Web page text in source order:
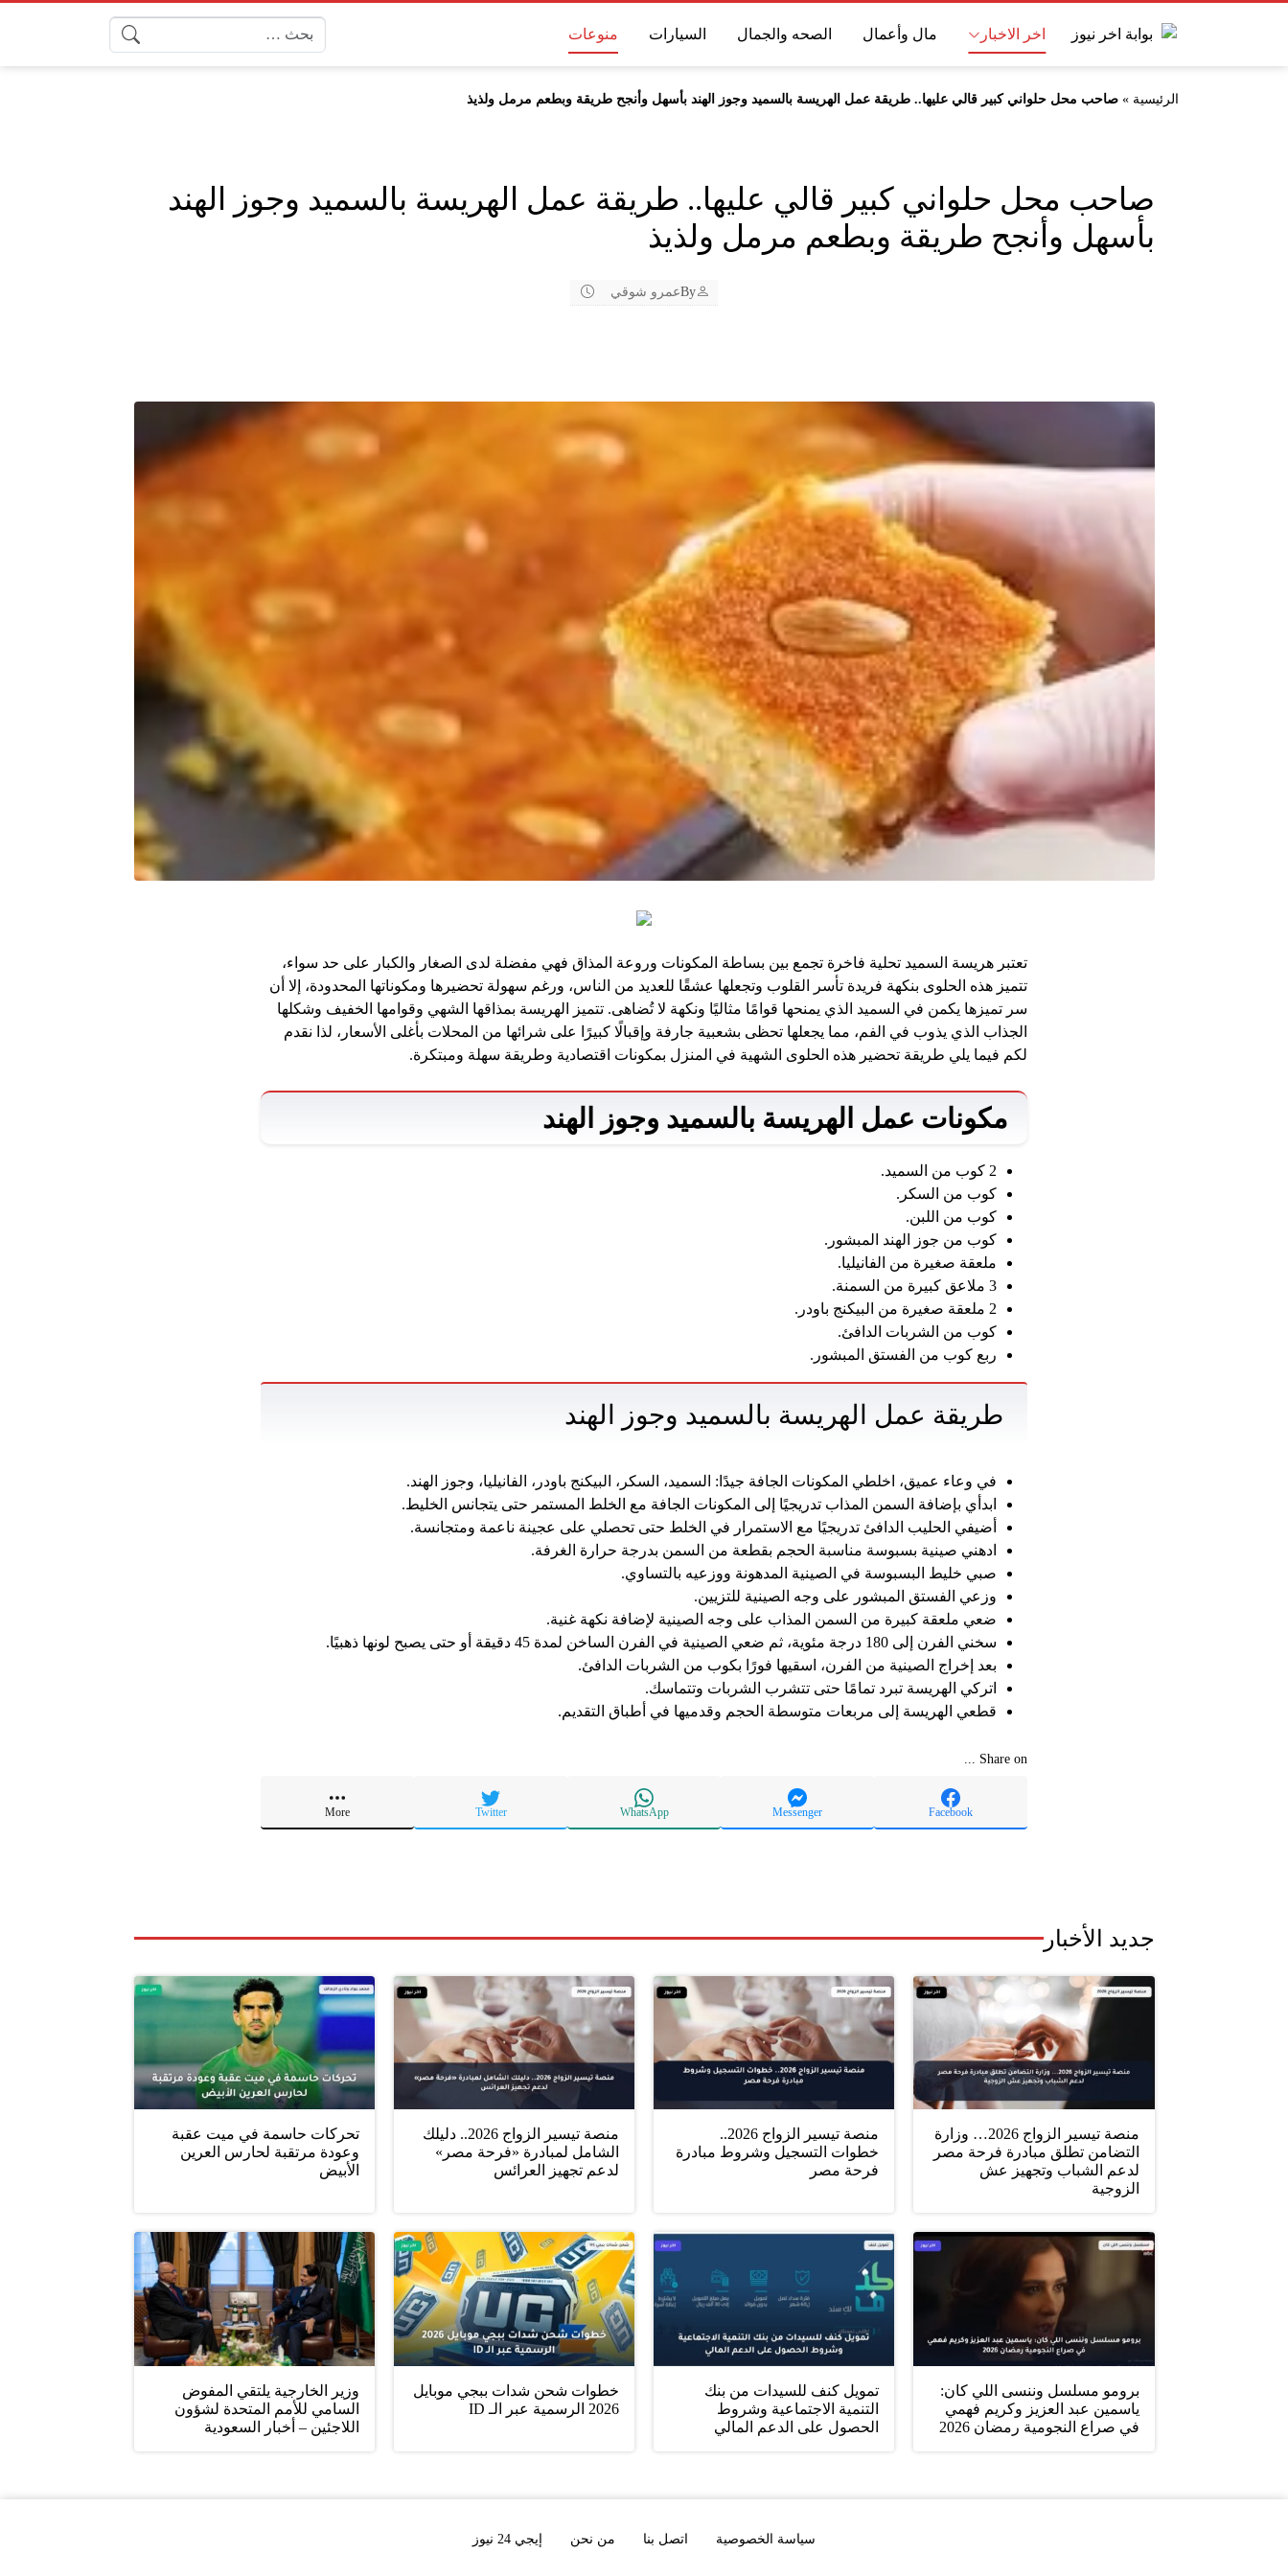
اخر الاخبار مال وأعمال الصحه والجمال السيارات منوعات
الرئيسية »صاحب محل حلواني كبير قالي عليها.. طريقة عمل الهريسة بالسميد وجوز الهند بأسهل وأنجح طريقة وبطعم مرمل ولذيذ
صاحب محل حلواني كبير قالي عليها.. طريقة عمل الهريسة بالسميد وجوز الهند
بأسهل وأنجح طريقة وبطعم مرمل ولذيذ
Byعمرو شوقي
تعتبر هريسة السميد تحلية فاخرة تجمع بين بساطة المكونات وروعة المذاق فهي مفضلة لدى الصغار والكبار على حد سواء،
تتميز هذه الحلوى بنكهة فريدة تأسر القلوب وتجعلها عشقًا للعديد من الناس، ورغم سهولة تحضيرها ومكوناتها المحدودة، إلا أن
سر تميزها يكمن في السميد الذي يمنحها قوامًا مثاليًا ونكهة لا تُضاهى. تتميز الهريسة بمذاقها الشهي وقوامها الخفيف وشكلها
الجذاب الذي يذوب في الفم، مما يجعلها تحظى بشعبية جارفة وإقبالًا كبيرًا على شرائها من المحلات بأغلى الأسعار، لذا نقدم
لكم فيما يلي طريقة تحضير هذه الحلوى الشهية في المنزل بمكونات اقتصادية وطريقة سهلة ومبتكرة.
مكونات عمل الهريسة بالسميد وجوز الهند
2 كوب من السميد.
كوب من السكر.
كوب من اللبن.
كوب من جوز الهند المبشور.
ملعقة صغيرة من الفانيليا.
3 ملاعق كبيرة من السمنة.
2 ملعقة صغيرة من البيكنج باودر.
كوب من الشربات الدافئ.
ربع كوب من الفستق المبشور.
طريقة عمل الهريسة بالسميد وجوز الهند
في وعاء عميق، اخلطي المكونات الجافة جيدًا: السميد، السكر، البيكنج باودر، الفانيليا، وجوز الهند.
ابدأي بإضافة السمن المذاب تدريجيًا إلى المكونات الجافة مع الخلط المستمر حتى يتجانس الخليط.
أضيفي الحليب الدافئ تدريجيًا مع الاستمرار في الخلط حتى تحصلي على عجينة ناعمة ومتجانسة.
ادهني صينية بسبوسة مناسبة الحجم بقطعة من السمن بدرجة حرارة الغرفة.
صبي خليط البسبوسة في الصينية المدهونة ووزعيه بالتساوي.
وزعي الفستق المبشور على وجه الصينية للتزيين.
ضعي ملعقة كبيرة من السمن المذاب على وجه الصينية لإضافة نكهة غنية.
سخني الفرن إلى 180 درجة مئوية، ثم ضعي الصينية في الفرن الساخن لمدة 45 دقيقة أو حتى يصبح لونها ذهبيًا.
بعد إخراج الصينية من الفرن، اسقيها فورًا بكوب من الشربات الدافئ.
اتركي الهريسة تبرد تمامًا حتى تتشرب الشربات وتتماسك.
قطعي الهريسة إلى مربعات متوسطة الحجم وقدميها في أطباق التقديم.
Share on ...
Facebook
Messenger
WhatsApp
Twitter
More
جديد الأخبار
منصة تيسير الزواج 2026… وزارة
التضامن تطلق مبادرة فرحة مصر
لدعم الشباب وتجهيز عش
الزوجية
منصة تيسير الزواج 2026..
خطوات التسجيل وشروط مبادرة
فرحة مصر
منصة تيسير الزواج 2026.. دليلك
الشامل لمبادرة «فرحة مصر»
لدعم تجهيز العرائس
تحركات حاسمة في ميت عقبة
وعودة مرتقبة لحارس العرين
الأبيض
برومو مسلسل وننسى اللي كان:
ياسمين عبد العزيز وكريم فهمي
في صراع النجومية رمضان 2026
تمويل كنف للسيدات من بنك
التنمية الاجتماعية وشروط
الحصول على الدعم المالي
خطوات شحن شدات ببجي موبايل
2026 الرسمية عبر الـ ID
وزير الخارجية يلتقي المفوض
السامي للأمم المتحدة لشؤون
اللاجئين – أخبار السعودية
سياسة الخصوصية اتصل بنا من نحن إيجي 24 نيوز